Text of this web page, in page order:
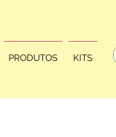
PRODUTOS KITS